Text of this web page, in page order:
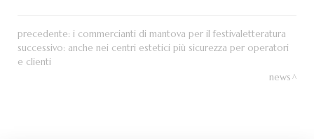
precedente: i commercianti di mantova per il festivaletteratura
successivo: anche nei centri estetici più sicurezza per operatori
e clienti
news